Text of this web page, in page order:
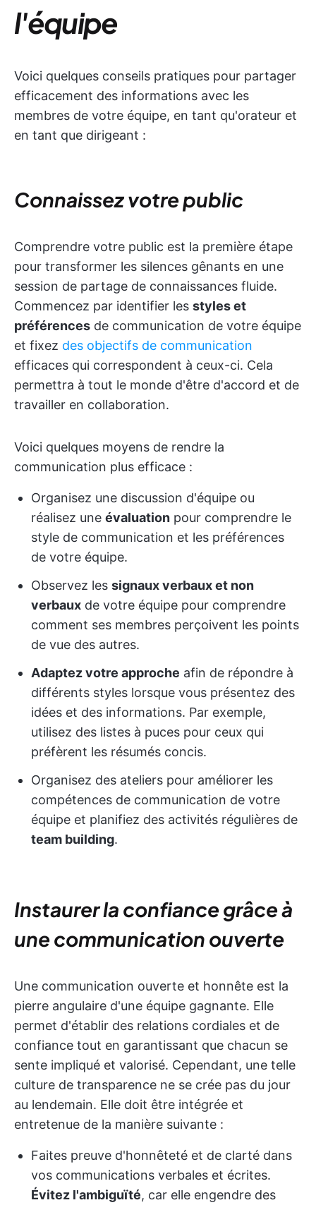
l'équipe
Voici quelques conseils pratiques pour partager
efficacement des informations avec les
membres de votre équipe, en tant qu'orateur et
en tant que dirigeant :
Connaissez votre public
Comprendre votre public est la première étape
pour transformer les silences gênants en une
session de partage de connaissances fluide.
Commencez par identifier les styles et
préférences de communication de votre équipe
et fixez des objectifs de communication
efficaces qui correspondent à ceux-ci. Cela
permettra à tout le monde d'être d'accord et de
travailler en collaboration.
Voici quelques moyens de rendre la
communication plus efficace :
Organisez une discussion d'équipe ou
réalisez une évaluation pour comprendre le
style de communication et les préférences
de votre équipe.
Observez les signaux verbaux et non
verbaux de votre équipe pour comprendre
comment ses membres perçoivent les points
de vue des autres.
Adaptez votre approche afin de répondre à
différents styles lorsque vous présentez des
idées et des informations. Par exemple,
utilisez des listes à puces pour ceux qui
préfèrent les résumés concis.
Organisez des ateliers pour améliorer les
compétences de communication de votre
équipe et planifiez des activités régulières de
team building.
Instaurer la confiance grâce à
une communication ouverte
Une communication ouverte et honnête est la
pierre angulaire d'une équipe gagnante. Elle
permet d'établir des relations cordiales et de
confiance tout en garantissant que chacun se
sente impliqué et valorisé. Cependant, une telle
culture de transparence ne se crée pas du jour
au lendemain. Elle doit être intégrée et
entretenue de la manière suivante :
Faites preuve d'honnêteté et de clarté dans
vos communications verbales et écrites.
Évitez l'ambiguïté, car elle engendre des